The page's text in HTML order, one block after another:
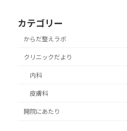
カテゴリー
からだ整えラボ
クリニックだより
内科
皮膚科
開院にあたり